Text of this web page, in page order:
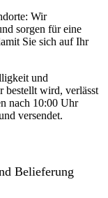
Wir
sorgen für eine
Sie sich auf Ihr
und
bestellt wird, verlässt
nach 10:00 Uhr
versendet.
Belieferung